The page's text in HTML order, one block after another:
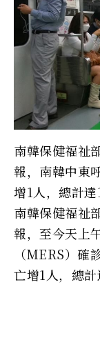
南韓保健福祉
報，南韓中東
增1人，總計達
南韓保健福祉
報，至今天上
（MERS）確
亡增1人，總計